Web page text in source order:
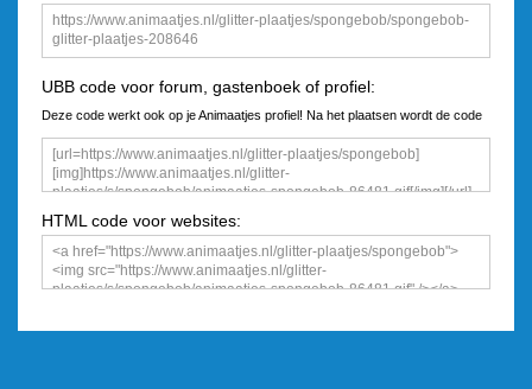
UBB code voor forum, gastenboek of profiel:
Deze code werkt ook op je Animaatjes profiel! Na het plaatsen wordt de code
een plaatje
HTML code voor websites: